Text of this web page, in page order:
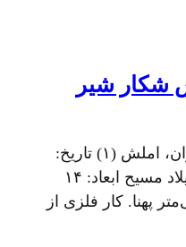
و منم گونم دوس
شکار شیر
یافته شده در شمال غرب ایران، املش (۱) تاریخ:
۱۱۰۰تا ۱۰۰۰ سال پیش از میلاد مسیح ابعاد: ۱۴
و ۹/۳۰ سانتی‌متر پهنا. کار فلزی از